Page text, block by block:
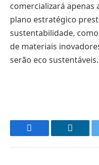
comercializará apenas
plano estratégico
sustentabilidade,
de materiais
serão eco sustentáveis.